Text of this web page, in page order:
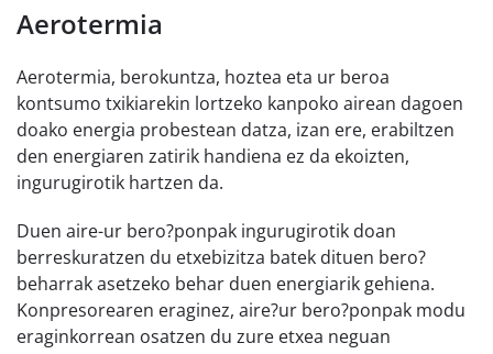
Aerotermia
Aerotermia, berokuntza, hoztea eta ur beroa
kontsumo txikiarekin lortzeko kanpoko airean dagoen
doako energia probestean datza, izan ere, erabiltzen
den energiaren zatirik handiena ez da ekoizten,
ingurugirotik hartzen da.
Duen aire-ur bero?ponpak ingurugirotik doan
berreskuratzen du etxebizitza batek dituen bero?
beharrak asetzeko behar duen energiarik gehiena.
Konpresorearen eraginez, aire?ur bero?ponpak modu
eraginkorrean osatzen du zure etxea neguan